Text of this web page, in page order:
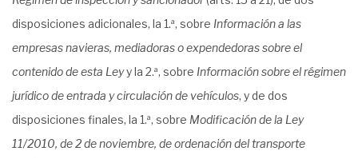
disposiciones adicionales, la 1.ª, sobre Información a las
empresas navieras, mediadoras o expendedoras sobre el
contenido de esta Leyy la 2.ª, sobre Información sobre el régimen
jurídico de entrada y circulación de vehículos, y de dos
disposiciones finales, la 1.ª, sobre Modificación de la Ley
11/2010, de 2 de noviembre, de ordenación del transporte